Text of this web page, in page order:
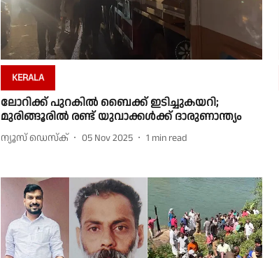
KERALA
ലോറിക്ക് പുറകിൽ ബൈക്ക് ഇടിച്ചുകയറി;
മുരിങ്ങൂരിൽ രണ്ട് യുവാക്കൾക്ക് ദാരുണാന്ത്യം
ന്യൂസ് ഡെസ്ക് 05 Nov 2025 1 min read